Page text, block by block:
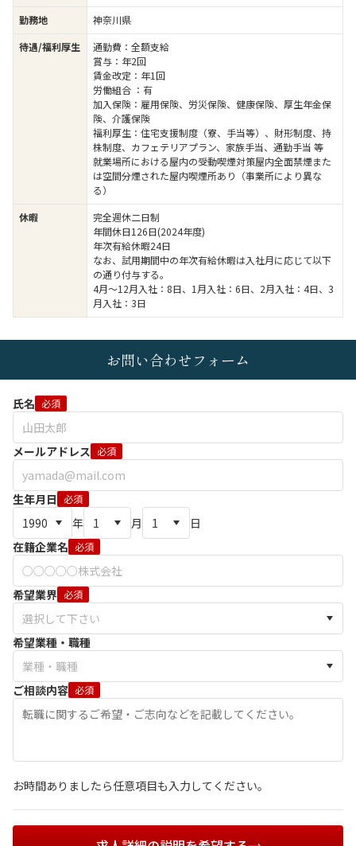
勤務地
神奈川県
待遇/福利厚生
通勤費：全額支給
賞与：年2回
賃金改定：年1回
労働組合 ：有
加入保険：雇用保険、労災保険、健康保険、厚生年金保
険、介護保険
福利厚生：住宅支援制度（寮、手当等）、財形制度、持
株制度、カフェテリアプラン、家族手当、通勤手当 等
就業場所における屋内の受動喫煙対策屋内全面禁煙また
は空間分煙された屋内喫煙所あり（事業所により異な
る）
休暇
完全週休二日制
年間休日126日(2024年度)
年次有給休暇24日
なお、試用期間中の年次有給休暇は入社月に応じて以下
の通り付与する。
4月～12月入社：8日、1月入社：6日、2月入社：4日、3
月入社：3日
お問い合わせフォーム
氏名 必須
メールアドレス 必須
生年月日 必須
年 月
日
在籍企業名 必須
希望業界 必須
希望業種・職種
ご相談内容 必須
お時間ありましたら任意項目も入力してください。